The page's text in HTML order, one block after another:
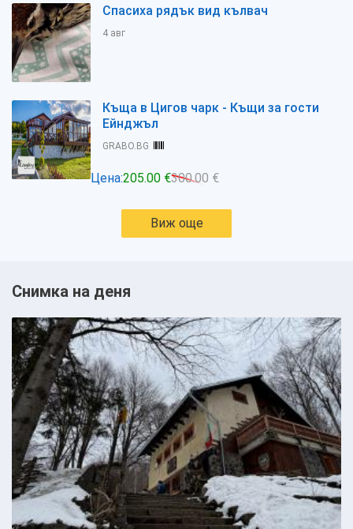
Спасиха рядък вид кълвач
4 авг
Къща в Цигов чарк - Къщи за гости
Ейнджъл
GRABO.BG
Цена:205.00 €300.00 €
Виж още
Снимка на деня